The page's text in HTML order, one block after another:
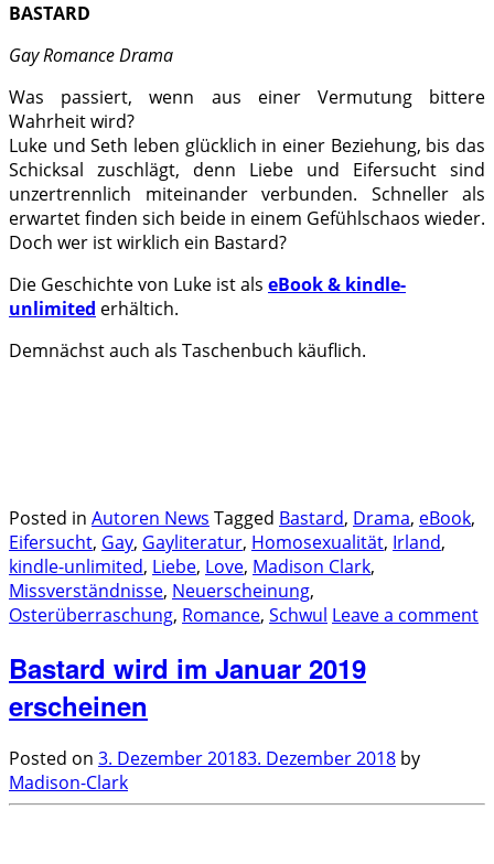
BASTARD
Gay Romance Drama
Was passiert, wenn aus einer Vermutung bittere
Wahrheit wird?
Luke und Seth leben glücklich in einer Beziehung, bis das
Schicksal zuschlägt, denn Liebe und Eifersucht sind
unzertrennlich miteinander verbunden. Schneller als
erwartet finden sich beide in einem Gefühlschaos wieder.
Doch wer ist wirklich ein Bastard?
Die Geschichte von Luke ist als eBook & kindle-
unlimited erhältich.
Demnächst auch als Taschenbuch käuflich.
Posted in Autoren News Tagged Bastard, Drama, eBook,
Eifersucht, Gay, Gayliteratur, Homosexualität, Irland,
kindle-unlimited, Liebe, Love, Madison Clark,
Missverständnisse, Neuerscheinung,
Osterüberraschung, Romance, Schwul Leave a comment
Bastard wird im Januar 2019
erscheinen
Posted on 3. Dezember 20183. Dezember 2018 by
Madison-Clark